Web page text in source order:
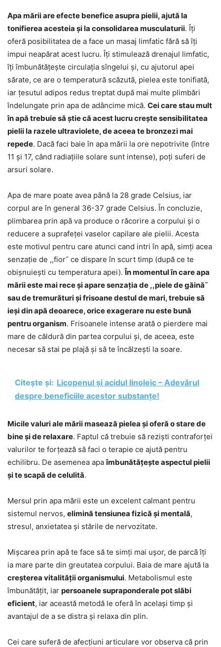
Apa mării are efecte benefice asupra pielii, ajută la
tonifierea acesteia și la consolidarea musculaturii. Îți
oferă posibilitatea de a face un masaj limfatic fără să îți
impui neapărat acest lucru. Îți stimulează drenajul limfatic,
îți îmbunătățește circulația sîngelui și, cu ajutorul apei
sărate, ce are o temperatură scăzută, pielea este tonifiată,
iar țesutul adipos redus treptat după mai multe plimbări
îndelungate prin apa de adâncime mică. Cei care stau mult
în apă trebuie să știe că acest lucru crește sensibilitatea
pielii la razele ultraviolete, de aceea te bronzezi mai
repede. Dacă faci baie în apa mării la ore nepotrivite (între
11 și 17, când radiațiile solare sunt intense), poți suferi de
arsuri solare.
Apa de mare poate avea până la 28 grade Celsius, iar
corpul are în general 36-37 grade Celsius. În concluzie,
plimbarea prin apă va produce o răcorire a corpului și o
reducere a suprafeței vaselor capilare ale pielii. Acesta
este motivul pentru care atunci cand intri în apă, simți acea
senzație de ,,fior˝ ce dispare în scurt timp (după ce te
obișnuiești cu temperatura apei).În momentul în care apa
mării este mai rece și apare senzația de ,,piele de găină˝
sau de tremurături și frisoane destul de mari, trebuie să
ieși din apă deoarece, orice exagerare nu este bună
pentru organism. Frisoanele intense arată o pierdere mai
mare de căldură din partea corpului și, de aceea, este
necesar să stai pe plajă și să te încălzești la soare.
Citește și: Licopenul și acidul linoleic – Adevărul
despre beneficiile acestor substanțe!
Micile valuri ale mării masează pielea și oferă o stare de
bine și de relaxare. Faptul că trebuie să reziști contraforței
valurilor te forțează să faci o terapie ce ajută pentru
echilibru. De asemenea apaîmbunătățește aspectul pielii
și te scapă de celulită.
Mersul prin apa mării este un excelent calmant pentru
sistemul nervos, elimină tensiunea fizică și mentală,
stresul, anxietatea și stările de nervozitate.
Mișcarea prin apă te face să te simți mai ușor, de parcă îți
ia mare parte din greutatea corpului. Baia de mare ajută la
creșterea vitalității organismului. Metabolismul este
îmbunătățit, iar persoanele supraponderale pot slăbi
eficient, iar această metodă le oferă în același timp și
avantajul de a se distra și relaxa din plin.
Cei care suferă de afecțiuni articulare vor observa că prin